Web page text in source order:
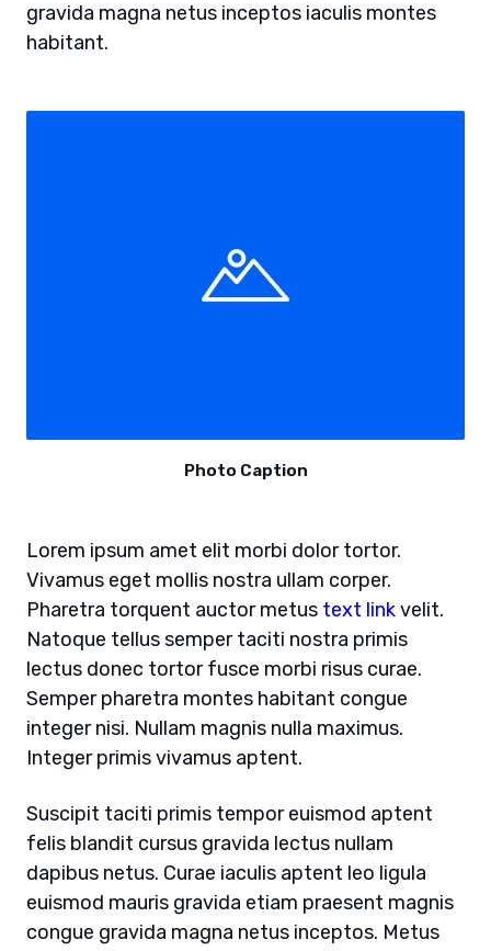
gravida magna netus inceptos iaculis montes
habitant.
Photo Caption
Lorem ipsum amet elit morbi dolor tortor.
Vivamus eget mollis nostra ullam corper.
Pharetra torquent auctor metus text linkvelit.
Natoque tellus semper taciti nostra primis
lectus donec tortor fusce morbi risus curae.
Semper pharetra montes habitant congue
integer nisi. Nullam magnis nulla maximus.
Integer primis vivamus aptent.
Suscipit taciti primis tempor euismod aptent
felis blandit cursus gravida lectus nullam
dapibus netus. Curae iaculis aptent leo ligula
euismod mauris gravida etiam praesent magnis
congue gravida magna netus inceptos. Metus